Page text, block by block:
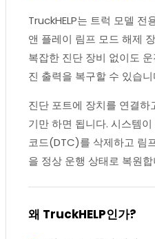
TruckHELP는 트럭 모델 전
앤 플레이 림프 모드 해제
복잡한 진단 장비 없이도
진 출력을 복구할 수 있습니
진단 포트에 장치를 연결
기만 하면 됩니다. 시스템
코드(DTC)를 삭제하고 림
을 정상 운행 상태로 복원합
왜 TruckHELP인가?